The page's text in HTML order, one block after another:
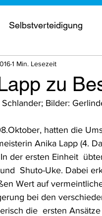
Selbstverteidigung
Offene Tür Termine
zu
1 Min. Lesezeit
Bilder:
hatten die
Anika Lapp (4.
der ersten Einheit
Shuto-Uke. Dabei
Wert auf
bei den
die  ersten